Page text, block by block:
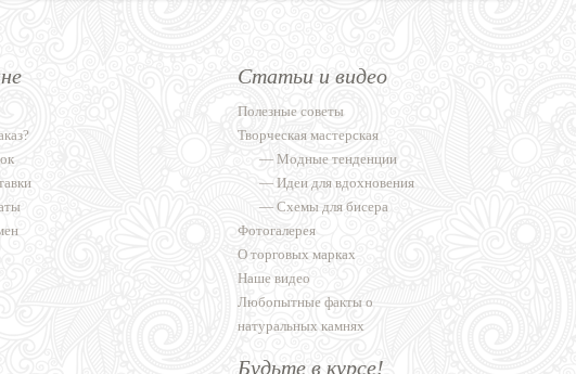
Статьи и видео
Полезные советы
Творческая мастерская
—Модные тенденции
—Идеи для вдохновения
—Схемы для бисера
Фотогалерея
О торговых марках
Наше видео
Любопытные факты о
натуральных камнях
Будьте в курсе!